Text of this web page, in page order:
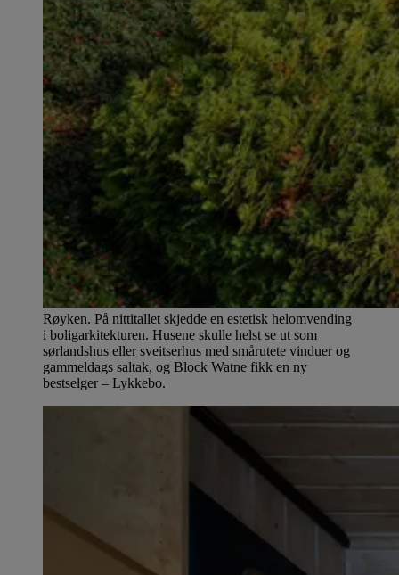
Røyken. På nittitallet skjedde en estetisk helomvending
i boligarkitekturen. Husene skulle helst se ut som
sørlandshus eller sveitserhus med smårutete vinduer og
gammeldags saltak, og Block Watne fikk en ny
bestselger – Lykkebo.